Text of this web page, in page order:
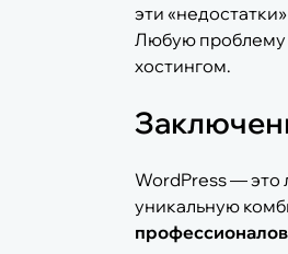
эти
Любую проблему
хостингом.
WordPress — это
уникальную